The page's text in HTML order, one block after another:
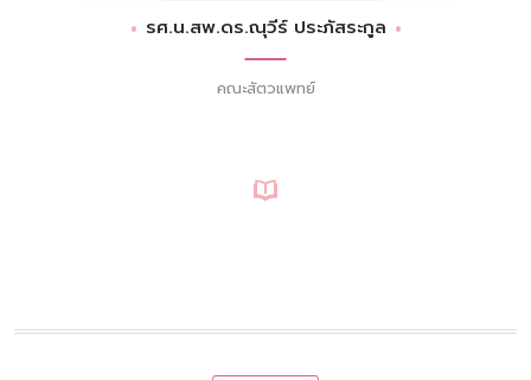
รศ.น.สพ.ดร.ณุวีร์ ประภัสระกูล
คณะสัตวแพทย์